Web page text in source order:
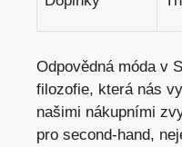
Odpovědná móda v
filozofie, která nás
našimi nákupními
pro second-hand,